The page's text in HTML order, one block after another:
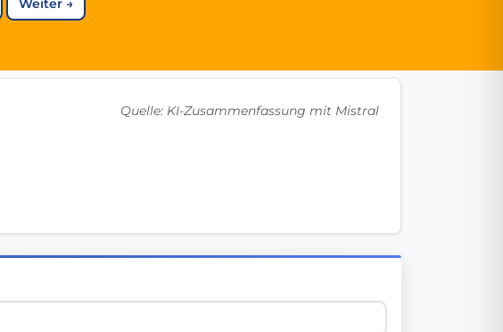
lets citizens explore thousands of EU Parliament votes in a clear
Weiter→
Quelle: KI-Zusammenfassung mit Mistral